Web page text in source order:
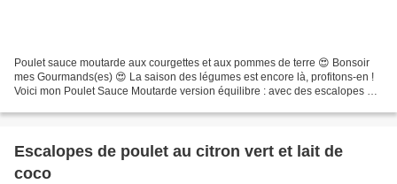
Poulet sauce moutarde aux courgettes et aux pommes de terre 😍 Bonsoir
mes Gourmands(es) 😍 La saison des légumes est encore là, profitons-en !
Voici mon Poulet Sauce Moutarde version équilibre : avec des escalopes de
Escalopes de poulet au citron vert et lait de
coco